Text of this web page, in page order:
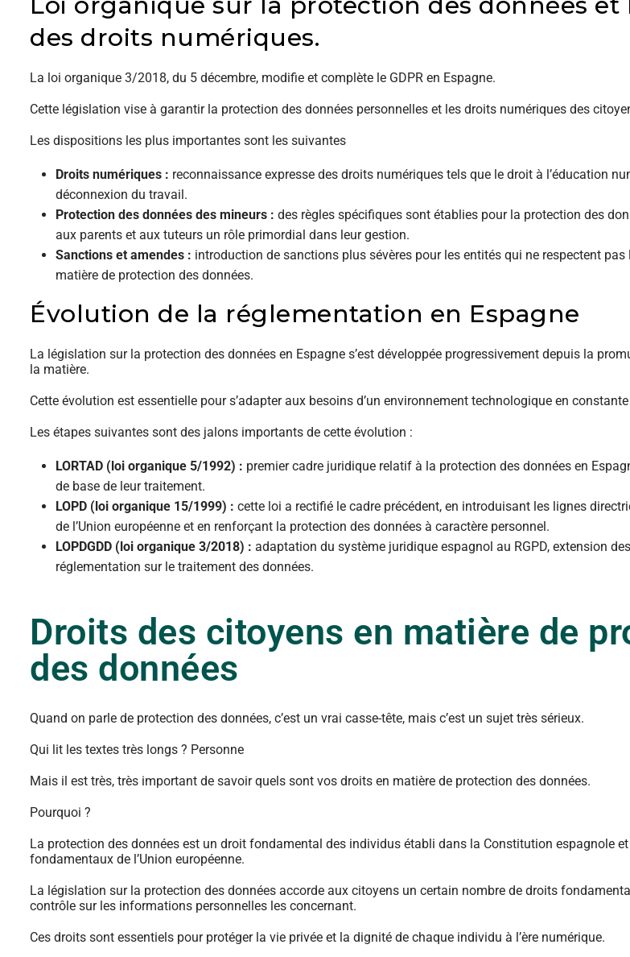
des droits numériques.
La loi organique 3/2018, du 5 décembre, modifie et complète le GDPR en Espagne.
Cette législation vise à garantir la protection des données personnelles et les droits numériques des
Les dispositions les plus importantes sont les suivantes
Droits numériques : reconnaissance expresse des droits numériques tels que le droit à l’éducation
déconnexion du travail.
Protection des données des mineurs : des règles spécifiques sont établies pour la protection des
aux parents et aux tuteurs un rôle primordial dans leur gestion.
Sanctions et amendes : introduction de sanctions plus sévères pour les entités qui ne respectent
matière de protection des données.
Évolution de la réglementation en Espagne
La législation sur la protection des données en Espagne s’est développée progressivement depuis la
la matière.
Cette évolution est essentielle pour s’adapter aux besoins d’un environnement technologique en
Les étapes suivantes sont des jalons importants de cette évolution :
LORTAD (loi organique 5/1992) : premier cadre juridique relatif à la protection des données en
de base de leur traitement.
LOPD (loi organique 15/1999) : cette loi a rectifié le cadre précédent, en introduisant les lignes
de l’Union européenne et en renforçant la protection des données à caractère personnel.
LOPDGDD (loi organique 3/2018) : adaptation du système juridique espagnol au RGPD, extension
réglementation sur le traitement des données.
Droits des citoyens en matière de
des données
Quand on parle de protection des données, c’est un vrai casse-tête, mais c’est un sujet très sérieux.
Qui lit les textes très longs ? Personne
Mais il est très, très important de savoir quels sont vos droits en matière de protection des données.
Pourquoi ?
La protection des données est un droit fondamental des individus établi dans la Constitution espagnole
fondamentaux de l’Union européenne.
La législation sur la protection des données accorde aux citoyens un certain nombre de droits
contrôle sur les informations personnelles les concernant.
Ces droits sont essentiels pour protéger la vie privée et la dignité de chaque individu à l’ère numérique.